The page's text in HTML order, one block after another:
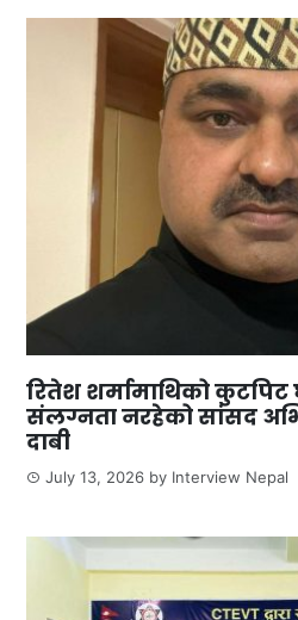
रितेश शर्मामाथिको
संलग्नता नरहेको सांसद
दाबी
July 13, 2026 by Interview Nepal